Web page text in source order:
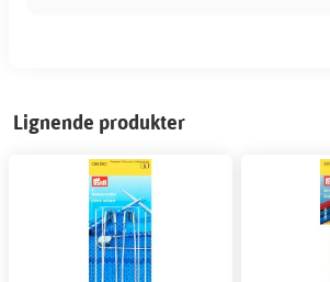
Lignende produkter